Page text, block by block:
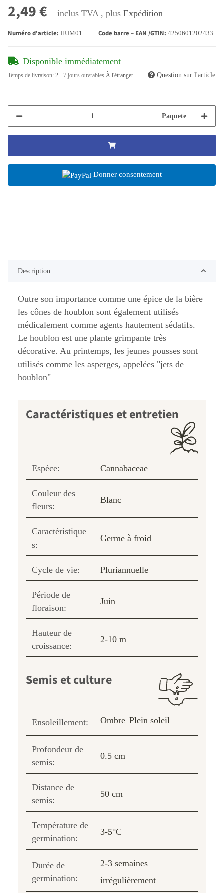
2,49 € inclus TVA , plus Expédition
Numéro d'article: HUM01 Code barre – EAN /GTIN: 4250601202433
Disponible immédiatement
Temps de livraison: 2 - 7 jours ouvrables À l'étranger Question sur l'article
Paquete
Donner consentement
Description
Outre son importance comme une épice de la bière
les cônes de houblon sont également utilisés
médicalement comme agents hautement sédatifs.
Le houblon est une plante grimpante très
décorative. Au printemps, les jeunes pousses sont
utilisés comme les asperges, appelées "jets de
houblon"
Caractéristiques et entretien
Espèce: Cannabaceae
Couleur des
fleurs:
Blanc
Caractéristique
s:
Germe à froid
Cycle de vie: Pluriannuelle
Période de
floraison:
Juin
Hauteur de
croissance:
2-10 m
Semis et culture
Ensoleillement: Ombre Plein soleil
Profondeur de
semis:
0.5 cm
Distance de
semis:
50 cm
Température de
germination:
3-5°C
Durée de
germination:
2-3 semaines
irrégulièrement